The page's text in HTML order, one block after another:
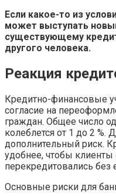
Если какое-то из
может выступать
существующему
другого человека.
Реакция
Кредитно-финансовые
согласие на
граждан. Общее число
колеблется от 1 до 2
дополнительный риск.
удобнее, чтобы
перекредитовались без
Основные риски для